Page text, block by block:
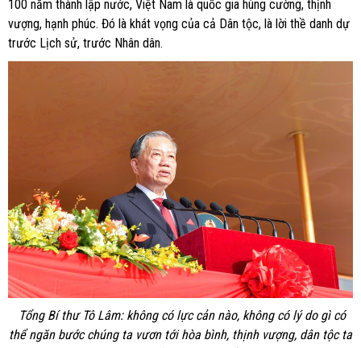
100 năm thành lập nước, Việt Nam là quốc gia hùng cường, thịnh
vượng, hạnh phúc. Đó là khát vọng của cả Dân tộc, là lời thề danh dự
trước Lịch sử, trước Nhân dân.
Tổng Bí thư Tô Lâm: không có lực cản nào, không có lý do gì có
thể ngăn bước chúng ta vươn tới hòa bình, thịnh vượng, dân tộc ta